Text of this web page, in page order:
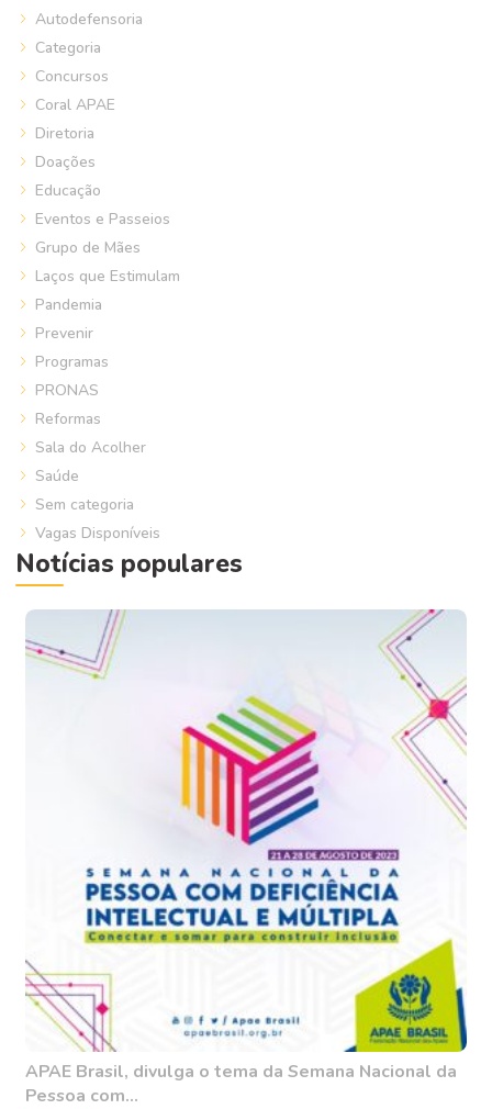
Autodefensoria
Categoria
Concursos
Coral APAE
Diretoria
Doações
Educação
Eventos e Passeios
Grupo de Mães
Laços que Estimulam
Pandemia
Prevenir
Programas
PRONAS
Reformas
Sala do Acolher
Saúde
Sem categoria
Vagas Disponíveis
Notícias populares
APAE Brasil, divulga o tema da Semana Nacional da
Pessoa com...